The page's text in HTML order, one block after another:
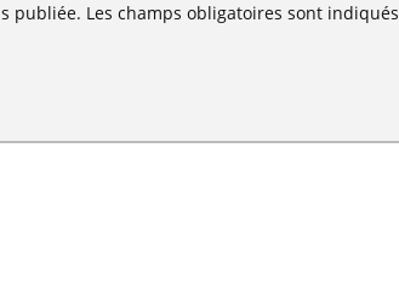
publiée. Les champs obligatoires sont indiqués